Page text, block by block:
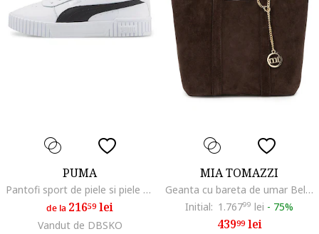
PUMA
Pantofi sport de piele si piele ecologica Carina 2.0, Alb optic
de la 21659lei
Vandut de DBSKO
MIA TOMAZZI
Geanta cu bareta de umar Belisario, Maro inchis
Initial: 1.76799 lei - 75%
43999lei